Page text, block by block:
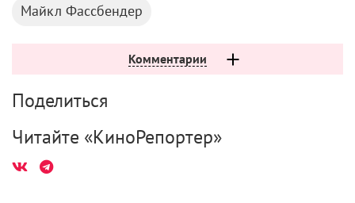
Майкл Фассбендер
Комментарии
Поделиться
Читайте «КиноРепортер»